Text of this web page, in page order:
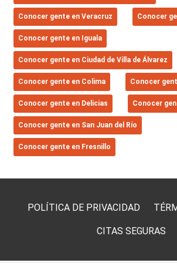
Conocer gente en Veracruz Conocer
Conocer gente en Iguala
Conocer gente en Ciudad de Villa de Álvarez
Conocer gente en Colima Conocer
Conocer gente en Delicias Conocer
Conocer gente en San Juan del Río
Conocer gente en Fresnillo
POLÍTICA DE PRIVACIDAD
CITAS SEGURAS